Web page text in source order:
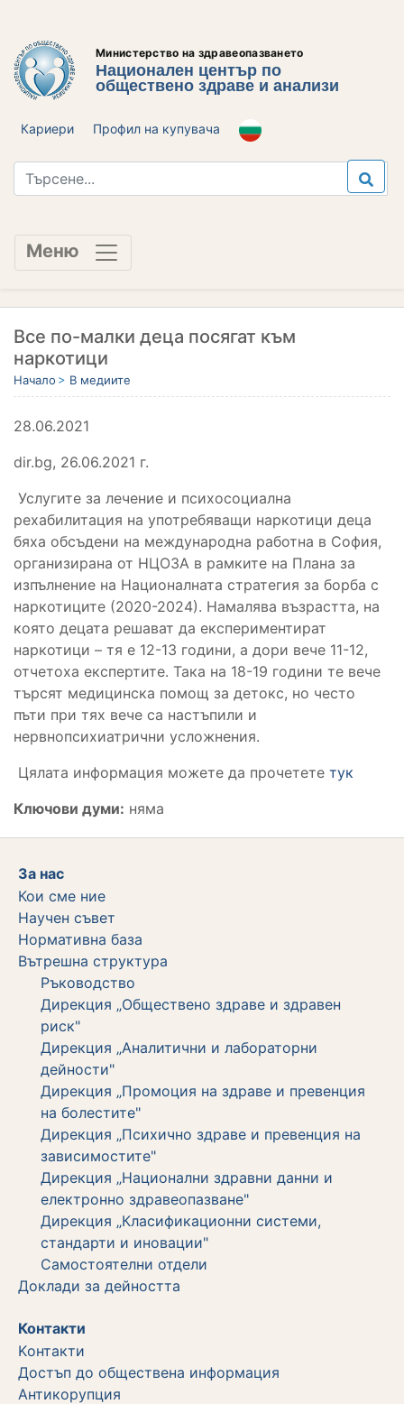
Министерство на здравеопазването
Национален център по
обществено здраве и анализи
Кариери Профил на купувача
Меню
Все по-малки деца посягат към
наркотици
Начало В медиите
28.06.2021
dir.bg, 26.06.2021 г.
Услугите за лечение и психосоциална
рехабилитация на употребяващи наркотици деца
бяха обсъдени на международна работна в София,
организирана от НЦОЗА в рамките на Плана за
изпълнение на Националната стратегия за борба с
наркотиците (2020-2024). Намалява възрастта, на
която децата решават да експериментират
наркотици – тя е 12-13 години, а дори вече 11-12,
отчетоха експертите. Така на 18-19 години те вече
търсят медицинска помощ за детокс, но често
пъти при тях вече са настъпили и
нервнопсихиатрични усложнения.
Цялата информация можете да прочетете тук
Ключови думи: няма
За нас
Кои сме ние
Научен съвет
Нормативна база
Вътрешна структура
Ръководство
Дирекция „Обществено здраве и здравен
риск"
Дирекция „Аналитични и лабораторни
дейности"
Дирекция „Промоция на здраве и превенция
на болестите"
Дирекция „Психично здраве и превенция на
зависимостите"
Дирекция „Национални здравни данни и
електронно здравеопазване"
Дирекция „Класификационни системи,
стандарти и иновации"
Самостоятелни отдели
Дoклади за дейността
Контакти
Kонтакти
Достъп до обществена информация
Aнтикорупция